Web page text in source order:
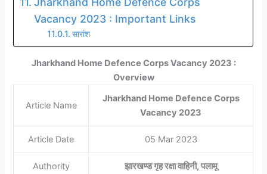
Vacancy 2023 : Important Links
सारांश
Jharkhand Home Defence Corps Vacancy 2023 :
Overview
Article Name
Jharkhand Home Defence Corps
Vacancy 2023
Article Date 05 Mar 2023
Authority झारखण्ड गृह रक्षा वाहिनी, पलामू